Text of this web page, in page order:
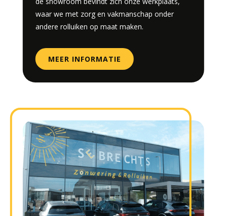
waar we met zorg en vakmanschap onder
andere rolluiken op maat maken.
MEER INFORMATIE